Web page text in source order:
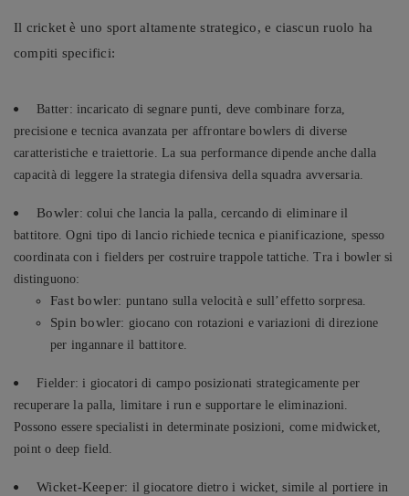
Il cricket è uno sport altamente strategico, e ciascun ruolo ha
compiti specifici:
Batter: incaricato di segnare punti, deve combinare forza,
precisione e tecnica avanzata per affrontare bowlers di diverse
caratteristiche e traiettorie. La sua performance dipende anche dalla
capacità di leggere la strategia difensiva della squadra avversaria.
Bowler: colui che lancia la palla, cercando di eliminare il
battitore.Ogni tipo di lancio richiede tecnica e pianificazione, spesso
coordinata con i fielders per costruire trappole tattiche.Tra i bowler si
distinguono:
Fast bowler: puntano sulla velocità e sull’effetto sorpresa.
Spin bowler: giocano con rotazioni e variazioni di direzione
per ingannare il battitore.
Fielder: i giocatori di campo posizionati strategicamente per
recuperare la palla, limitare i run e supportare le eliminazioni.
Possono essere specialisti in determinate posizioni, come midwicket,
point o deep field.
Wicket-Keeper: il giocatore dietro i wicket, simile al portiere in